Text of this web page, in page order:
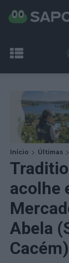
Início Últimas
acolhe
Abela
Cacém)